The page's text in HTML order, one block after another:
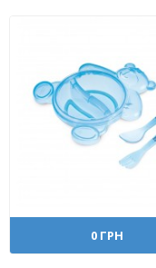
0 ГРН